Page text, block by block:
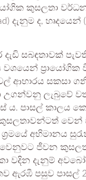
කුසලතා
ද, හෘදයෙන්
සබඳතාවක්
වශයෙන්
ආහාරය සකසා
උගන්වනු ලැබුවේ
ය. පාසල් කාලය
වෙන්
අභිමානය
ජීවන
දැනුම්
ඇරඹී පසුව පාසල්